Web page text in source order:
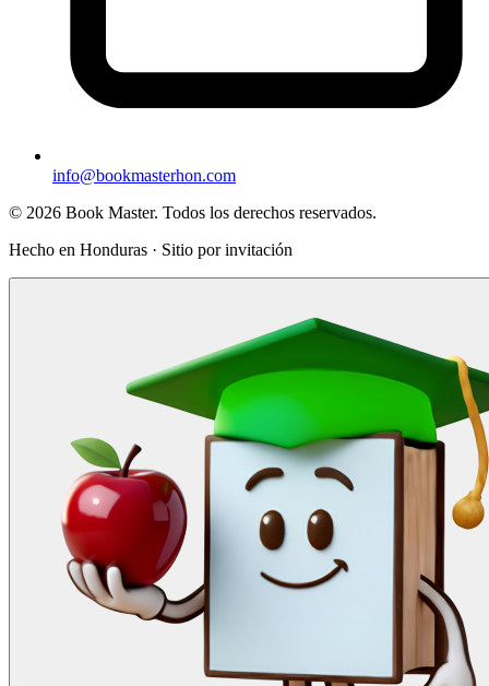
info@bookmasterhon.com
© 2026 Book Master. Todos los derechos reservados.
Hecho en Honduras · Sitio por invitación